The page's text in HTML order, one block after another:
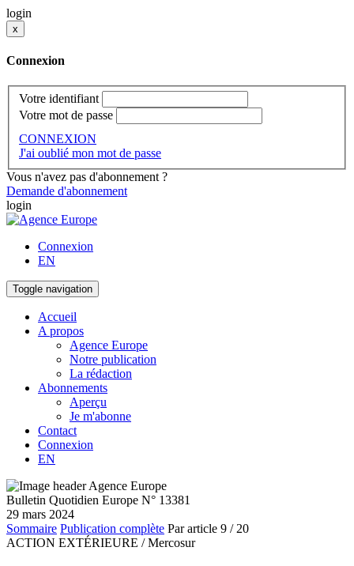
login
x
Connexion
Votre identifiant
Votre mot de passe
CONNEXION
J'ai oublié mon mot de passe
Vous n'avez pas d'abonnement ?
Demande d'abonnement
login
Connexion
EN
Toggle navigation
Accueil
A propos
Agence Europe
Notre publication
La rédaction
Abonnements
Aperçu
Je m'abonne
Contact
Connexion
EN
Bulletin Quotidien Europe N° 13381
29 mars 2024
Sommaire Publication complète Par article 9 / 20
ACTION EXTÉRIEURE / Mercosur